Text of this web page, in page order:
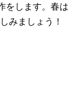
をします。春は
みましょう！